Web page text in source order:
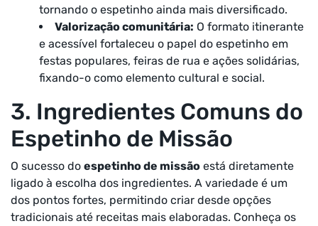
tornando o espetinho ainda mais diversificado.
Valorização comunitária: O formato itinerante
e acessível fortaleceu o papel do espetinho em
festas populares, feiras de rua e ações solidárias,
fixando-o como elemento cultural e social.
3. Ingredientes Comuns do
Espetinho de Missão
O sucesso do espetinho de missão está diretamente
ligado à escolha dos ingredientes. A variedade é um
dos pontos fortes, permitindo criar desde opções
tradicionais até receitas mais elaboradas. Conheça os